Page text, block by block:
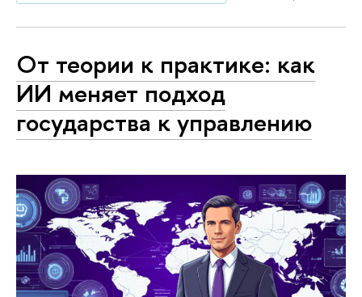
От теории к практике: как
ИИ меняет подход
государства к управлению